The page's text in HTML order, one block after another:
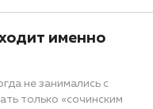
именно
не занимались с
только «сочинским